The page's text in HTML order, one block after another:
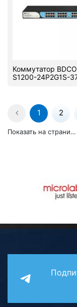
Коммутатор
S1200-24P2G1S-
1 2
Показать на странице: